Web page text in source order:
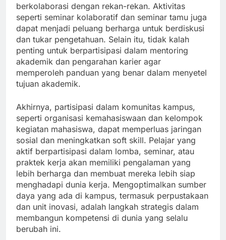
berkolaborasi dengan rekan-rekan. Aktivitas
seperti seminar kolaboratif dan seminar tamu juga
dapat menjadi peluang berharga untuk berdiskusi
dan tukar pengetahuan. Selain itu, tidak kalah
penting untuk berpartisipasi dalam mentoring
akademik dan pengarahan karier agar
memperoleh panduan yang benar dalam menyetel
tujuan akademik.
Akhirnya, partisipasi dalam komunitas kampus,
seperti organisasi kemahasiswaan dan kelompok
kegiatan mahasiswa, dapat memperluas jaringan
sosial dan meningkatkan soft skill. Pelajar yang
aktif berpartisipasi dalam lomba, seminar, atau
praktek kerja akan memiliki pengalaman yang
lebih berharga dan membuat mereka lebih siap
menghadapi dunia kerja. Mengoptimalkan sumber
daya yang ada di kampus, termasuk perpustakaan
dan unit inovasi, adalah langkah strategis dalam
membangun kompetensi di dunia yang selalu
berubah ini.